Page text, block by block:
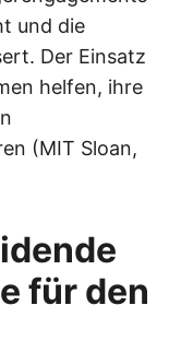
und die
Der Einsatz
helfen, ihre
(MIT Sloan,
für den